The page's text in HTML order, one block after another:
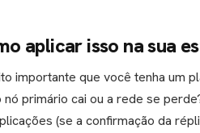
aplicar isso na sua
importante que você tenha um
nó primário cai ou a rede se
(se a confirmação da